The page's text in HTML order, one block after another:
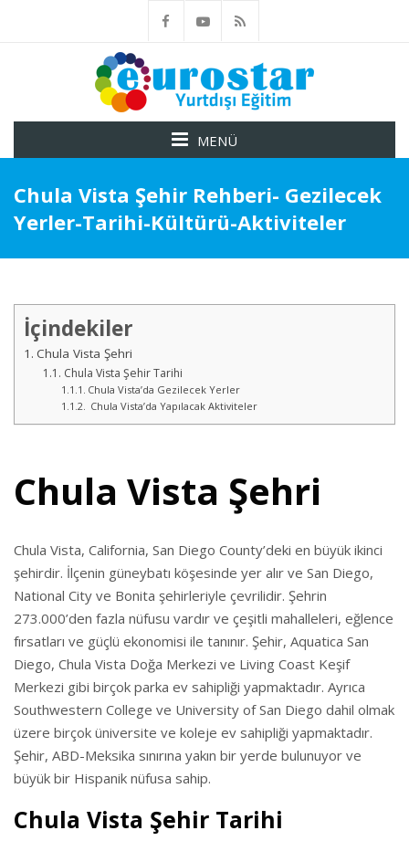
MENÜ
Chula Vista Şehir Rehberi- Gezilecek
Yerler-Tarihi-Kültürü-Aktiviteler
İçindekiler
Chula Vista Şehri
Chula Vista Şehir Tarihi
Chula Vista’da Gezilecek Yerler
Chula Vista’da Yapılacak Aktiviteler
Chula Vista Şehri
Chula Vista, California, San Diego County’deki en büyük ikinci
şehirdir. İlçenin güneybatı köşesinde yer alır ve San Diego,
National City ve Bonita şehirleriyle çevrilidir. Şehrin
273.000’den fazla nüfusu vardır ve çeşitli mahalleleri, eğlence
fırsatları ve güçlü ekonomisi ile tanınır. Şehir, Aquatica San
Diego, Chula Vista Doğa Merkezi ve Living Coast Keşif
Merkezi gibi birçok parka ev sahipliği yapmaktadır. Ayrıca
Southwestern College ve University of San Diego dahil olmak
üzere birçok üniversite ve koleje ev sahipliği yapmaktadır.
Şehir, ABD-Meksika sınırına yakın bir yerde bulunuyor ve
büyük bir Hispanik nüfusa sahip.
Chula Vista Şehir Tarihi